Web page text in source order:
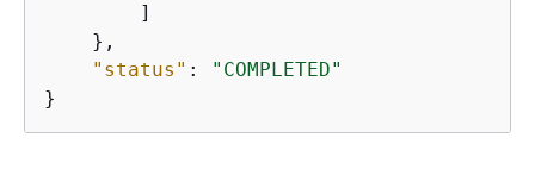
        ]
    },
"status" :
"COMPLETED"
}